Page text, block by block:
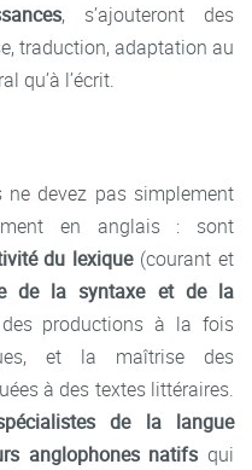
, s’ajouteront des
traduction, adaptation au
qu’à l’écrit.
ne devez pas simplement
en anglais : sont
du lexique(courant et
de la syntaxe et de la
productions à la fois
et la maîtrise des
à des textes littéraires.
de la langue
anglophones natifs qui